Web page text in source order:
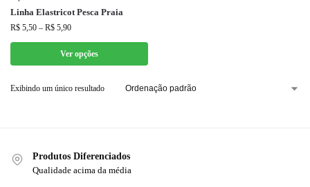
Linha Elastricot Pesca Praia
R$ 5,50 – R$ 5,90
Ver opções
Exibindo um único resultado
Produtos Diferenciados
Qualidade acima da média